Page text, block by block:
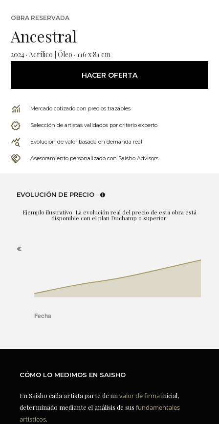
OBRA RESERVADA
Ancestral
2024 · Acrílico | Óleo · 116 x 81 cm
HACER OFERTA
Mercado cotizado con precios trazables
Selección de artistas validados por criterio experto
Evolución de valor basada en demanda real
Asesoramiento personalizado con Saisho Advisors
EVOLUCIÓN DE PRECIO
Ejemplo ilustrativo. La evolución real del precio de esta obra está
disponible con el plan Duchamp o superior.
CÓMO LO MEDIMOS EN SAISHO
En Saisho cada artista parte de un valor de firmainicial,
determinado mediante el análisis de sus fundamentales
artísticos.